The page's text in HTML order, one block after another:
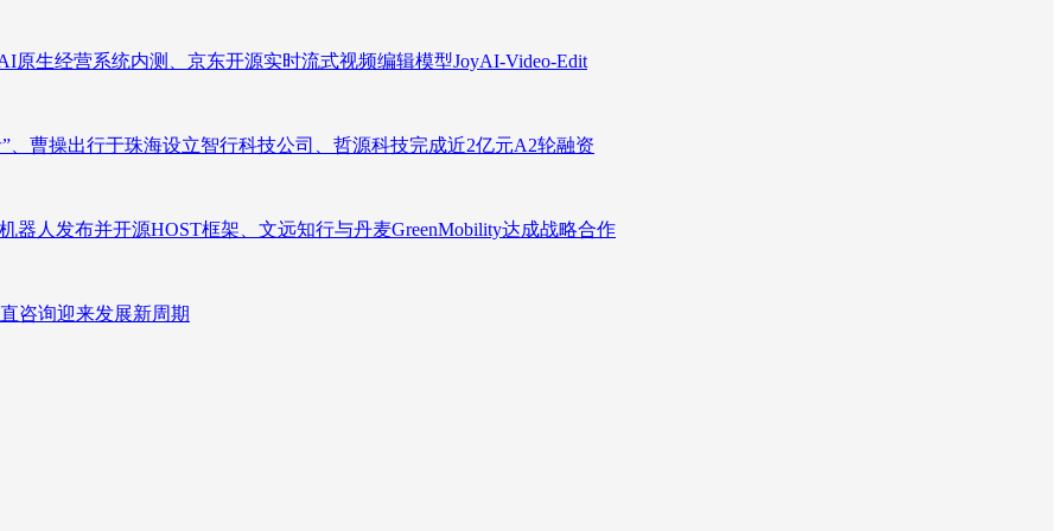
生经营系统内测、京东开源实时流式视频编辑模型JoyAI-Video-Edit
曹操出行于珠海设立智行科技公司、哲源科技完成近2亿元A2轮融资
器人发布并开源HOST框架、文远知行与丹麦GreenMobility达成战略合作
咨询迎来发展新周期